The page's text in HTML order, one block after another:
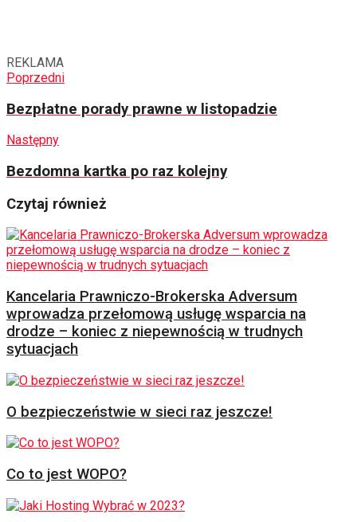
REKLAMA
Poprzedni
Bezpłatne porady prawne w listopadzie
Następny
Bezdomna kartka po raz kolejny
Czytaj również
Kancelaria Prawniczo-Brokerska Adversum
wprowadza przełomową usługę wsparcia na
drodze – koniec z niepewnością w trudnych
sytuacjach
O bezpieczeństwie w sieci raz jeszcze!
Co to jest WOPO?